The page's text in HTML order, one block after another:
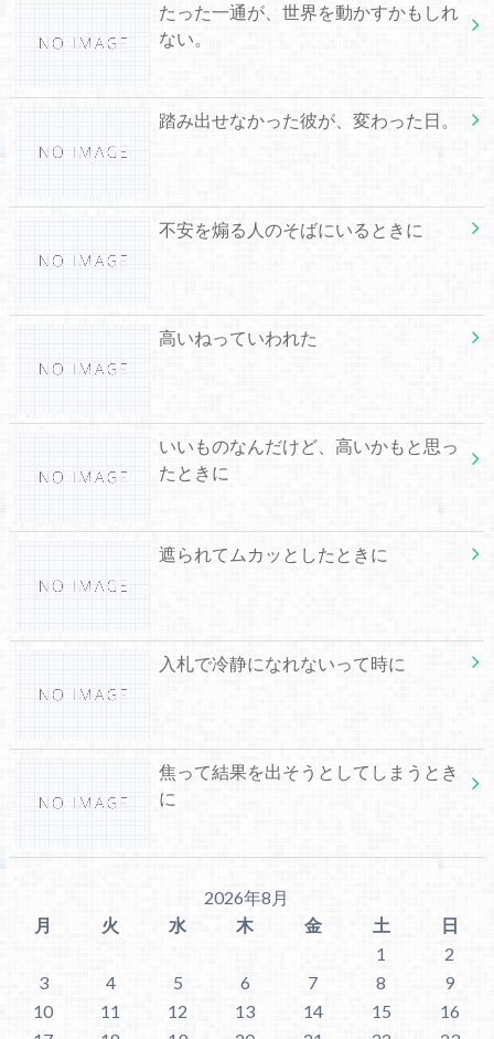
たった一通が、世界を動かすかもしれ
ない。
踏み出せなかった彼が、変わった日。
不安を煽る人のそばにいるときに
高いねっていわれた
いいものなんだけど、高いかもと思っ
たときに
遮られてムカッとしたときに
入札で冷静になれないって時に
焦って結果を出そうとしてしまうとき
に
2026年8月
月
火 水 木 金 土
日
1
2
3
4 5 6 7 8
9
10
11 12 13 14 15
16